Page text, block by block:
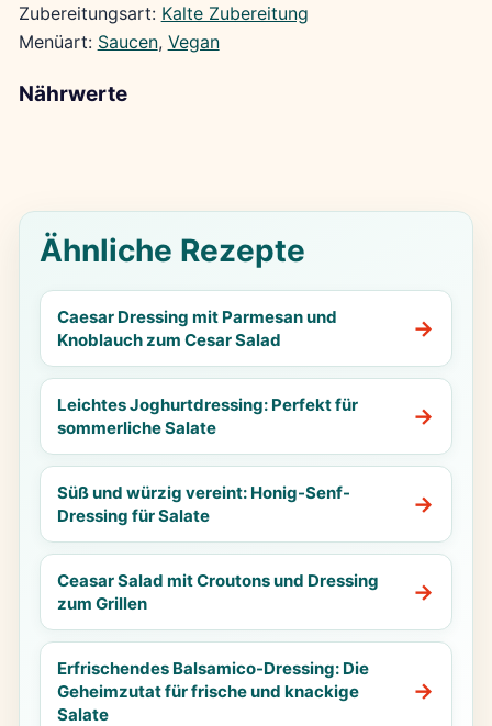
Zubereitungsart: Kalte Zubereitung
Menüart: Saucen, Vegan
Nährwerte
Ähnliche Rezepte
Caesar Dressing mit Parmesan und
Knoblauch zum Cesar Salad
Leichtes Joghurtdressing: Perfekt für
sommerliche Salate
Süß und würzig vereint: Honig-Senf-
Dressing für Salate
Ceasar Salad mit Croutons und Dressing
zum Grillen
Erfrischendes Balsamico-Dressing: Die
Geheimzutat für frische und knackige
Salate